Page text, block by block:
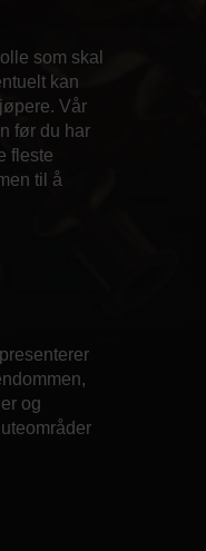
som skal
kan
Vår
før du har
fleste
til å
og